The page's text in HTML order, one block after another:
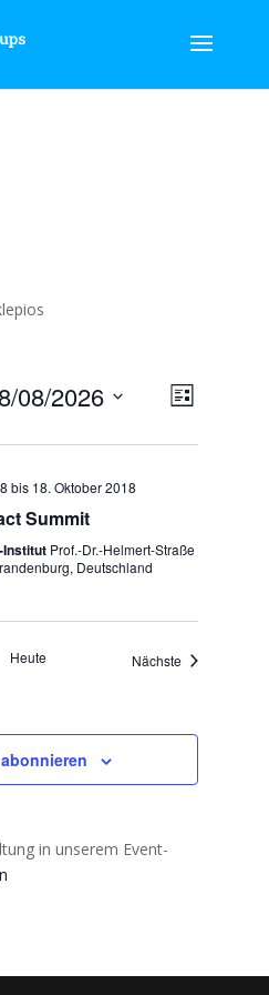
Liste
08/2026
bis 18. Oktober 2018
Summit
Institut Prof.-Dr.-Helmert-Straße
Deutschland
Heute Nächste
in unserem Event-